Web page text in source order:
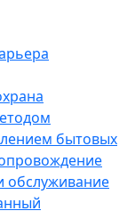
бытовых
обслуживание